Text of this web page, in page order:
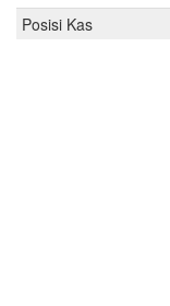
Posisi Kas